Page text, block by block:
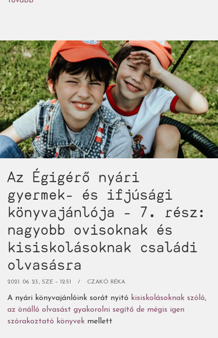
mesélő,
olvasó
családok
kedvenceiből
válogatva
)
Az Égigérő nyári
gyermek- és ifjúsági
könyvajánlója - 7. rész:
nagyobb ovisoknak és
kisiskolásoknak családi
olvasásra
2021. 06. 23., SZE – 12:51 CZAKÓ RÉKA
A nyári könyvajánlóink sorát nyitó kisiskolásoknak szóló,
az önálló olvasást gyakorolni segítő de mégis igen
szórakoztató könyvek mellett